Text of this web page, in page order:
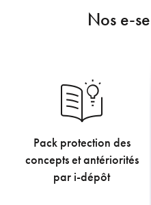
Nos e-
Pack protection des
concepts et antériorités
par i-dépôt
211,75€